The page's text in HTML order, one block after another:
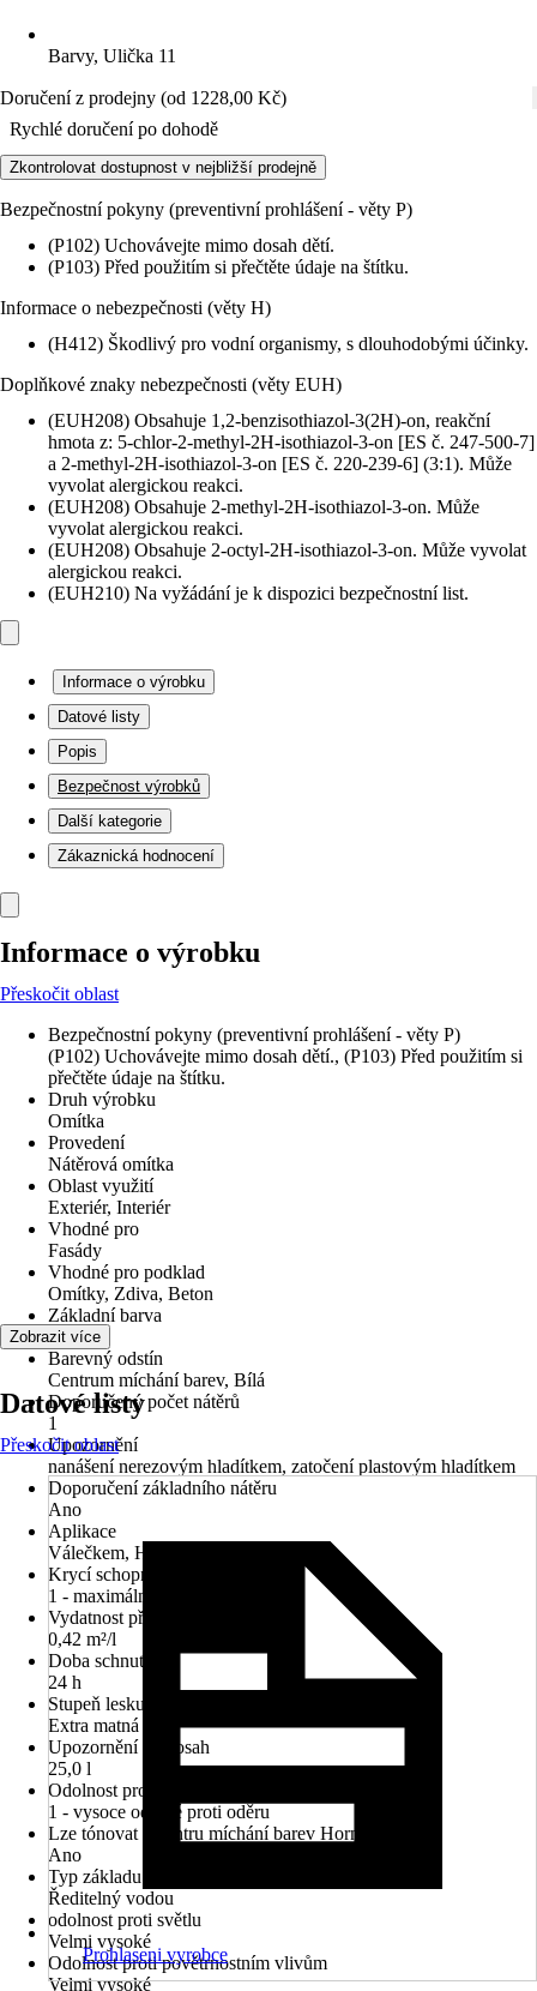
Barvy, Ulička 11
Doručení z prodejny (od 1228,00 Kč)
Rychlé doručení po dohodě
Zkontrolovat dostupnost v nejbližší prodejně
Bezpečnostní pokyny (preventivní prohlášení - věty P)
(P102) Uchovávejte mimo dosah dětí.
(P103) Před použitím si přečtěte údaje na štítku.
Informace o nebezpečnosti (věty H)
(H412) Škodlivý pro vodní organismy, s dlouhodobými účinky.
Doplňkové znaky nebezpečnosti (věty EUH)
(EUH208) Obsahuje 1,2-benzisothiazol-3(2H)-on, reakční
hmota z: 5-chlor-2-methyl-2H-isothiazol-3-on [ES č. 247-500-7]
a 2-methyl-2H-isothiazol-3-on [ES č. 220-239-6] (3:1). Může
vyvolat alergickou reakci.
(EUH208) Obsahuje 2-methyl-2H-isothiazol-3-on. Může
vyvolat alergickou reakci.
(EUH208) Obsahuje 2-octyl-2H-isothiazol-3-on. Může vyvolat
alergickou reakci.
(EUH210) Na vyžádání je k dispozici bezpečnostní list.
Informace o výrobku
Datové listy
Popis
Bezpečnost výrobků
Další kategorie
Zákaznická hodnocení
Informace o výrobku
Přeskočit oblast
Bezpečnostní pokyny (preventivní prohlášení - věty P)
(P102) Uchovávejte mimo dosah dětí., (P103) Před použitím si
přečtěte údaje na štítku.
Druh výrobku
Omítka
Provedení
Nátěrová omítka
Oblast využití
Exteriér, Interiér
Vhodné pro
Fasády
Vhodné pro podklad
Omítky, Zdiva, Beton
Základní barva
Bílá
Barevný odstín
Centrum míchání barev, Bílá
Doporučený počet nátěrů
1
Upozornění
nanášení nerezovým hladítkem, zatočení plastovým hladítkem
Doporučení základního nátěru
Ano
Aplikace
Válečkem, Hladítkem
Krycí schopnost
1 - maximální krycí síla
Vydatnost při jednom nátěru
0,42 m²/l
Doba schnutí cca
24 h
Stupeň lesku
Extra matná
Upozornění na dosah
25,0 l
Odolnost proti otěru za mokra
1 - vysoce odolné proti oděru
Lze tónovat v centru míchání barev Hornbach
Ano
Typ základu
Ředitelný vodou
odolnost proti světlu
Velmi vysoké
Odolnost proti povětrnostním vlivům
Velmi vysoké
Zobrazit více
Datové listy
Přeskočit oblast
Prohlaseni vyrobce